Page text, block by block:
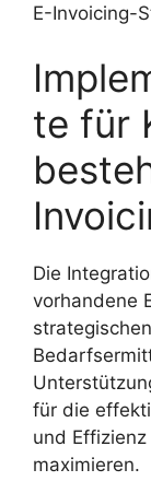
E-Invoicing-
te für
Die
vorhandene
für die
und
maximieren.